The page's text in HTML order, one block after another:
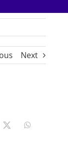
Next